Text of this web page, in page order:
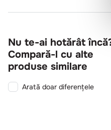
Nu te-ai hotărât
Compară-l cu alte
produse similare
Arată doar diferențele